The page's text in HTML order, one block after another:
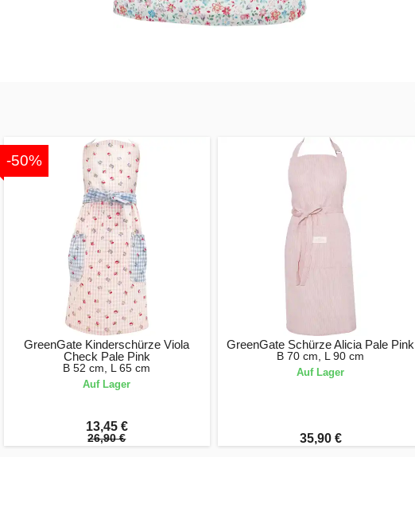
-50%
GreenGate Kinderschürze Viola
Check Pale Pink
B 52 cm, L 65 cm
Auf Lager
13,45 €
26,90 €
GreenGate Schürze Alicia Pale Pink
B 70 cm, L 90 cm
Auf Lager
35,90 €